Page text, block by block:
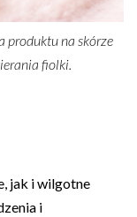
produktu na skórze
fiolki.
jak i wilgotne
i